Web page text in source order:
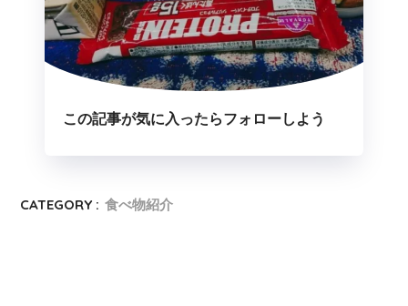
この記事が気に入ったらフォローしよう
CATEGORY : 食べ物紹介